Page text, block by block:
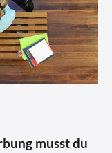
musst du